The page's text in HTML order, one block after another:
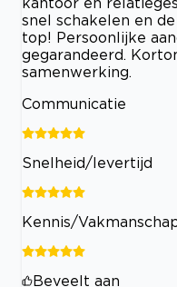
snel schakelen en
top! Persoonlijke
gegarandeerd.
samenwerking.
Communicatie
Snelheid/levertijd
Kennis/
Beveelt aan